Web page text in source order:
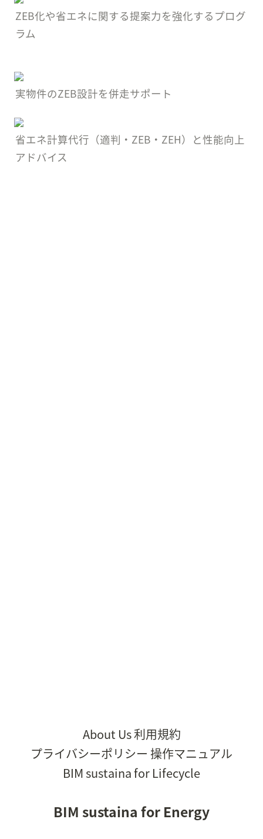
ZEB化や省エネに関する提案力を強化するプログ
ラム
実物件のZEB設計を併走サポート
省エネ計算代行（適判・ZEB・ZEH）と性能向上
アドバイス
BIM sustaina for Energy
About Us利用規約
プライバシーポリシー 操作マニュアル
BIM sustaina for Lifecycle